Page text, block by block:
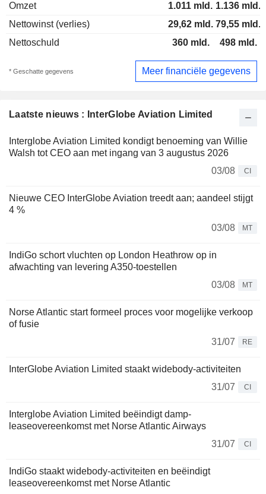
Laatste nieuws : InterGlobe Aviation Limited
Interglobe Aviation Limited kondigt benoeming van Willie
Walsh tot CEO aan met ingang van 3 augustus 2026
03/08
CI
Nieuwe CEO InterGlobe Aviation treedt aan; aandeel stijgt
4 %
03/08
MT
IndiGo schort vluchten op London Heathrow op in
afwachting van levering A350-toestellen
03/08
MT
Norse Atlantic start formeel proces voor mogelijke verkoop
of fusie
31/07
RE
InterGlobe Aviation Limited staakt widebody-activiteiten
31/07
CI
Interglobe Aviation Limited beëindigt damp-
leaseovereenkomst met Norse Atlantic Airways
31/07
CI
IndiGo staakt widebody-activiteiten en beëindigt
leaseovereenkomst met Norse Atlantic
Omzet
1.011 mld. 1.136 mld.
Nettowinst (verlies)
29,62 mld. 79,55 mld.
Nettoschuld
360 mld. 498 mld.
* Geschatte gegevens Meer financiële gegevens